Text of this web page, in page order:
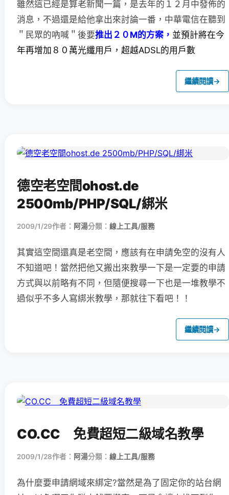
雖然這已經是算老新聞一篇，是去年的１２月中發佈的
消息， 不過還是給他拿出來討論一番，中華電信在聽到
＂民眾的吶喊＂後要推出２０M的方案， 並預計將在今
年再增加８０萬光纖用戶，超越ADSL的用戶數
繼續閱讀→
德空老空間ohost.de
2500mb/PHP/SQL/綁米
2009/1/29作者： 阿湯分類： 線上工具/服務
其實這空間還真是老空間，應該有在申請免空的沒有人
不知道吧！當然把他又搬出來教學一下是一定要的申請
方式與以前略有不同，但隨便搜尋一下也是一堆教學不
過似乎不多人寫綁米教學，那就往下看吧！！
繼續閱讀→
CO.CC 免費超短二級域名教學
2009/1/28作者： 阿湯分類： 線上工具/服務
為什麼要申請網域來綁定?當然是為了固定你的站台網